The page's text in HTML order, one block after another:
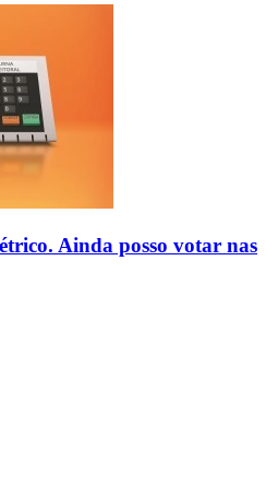
Ainda posso votar nas